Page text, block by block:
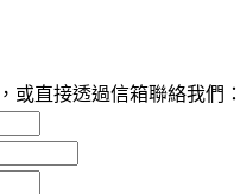
或直接透過信箱聯絡我們：